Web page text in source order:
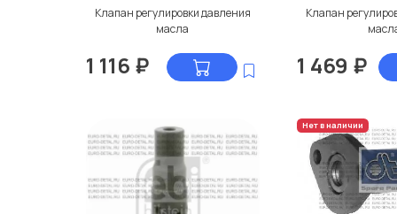
Клапан регулировки давления
масла
1 116 ₽
Клапан
1 469 ₽
Нет в наличии